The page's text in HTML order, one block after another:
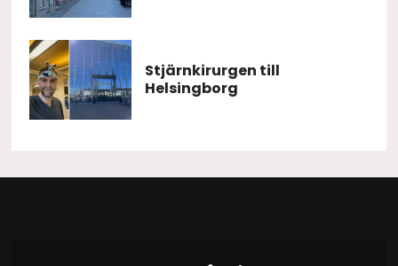
Stjärnkirurgen till
Helsingborg